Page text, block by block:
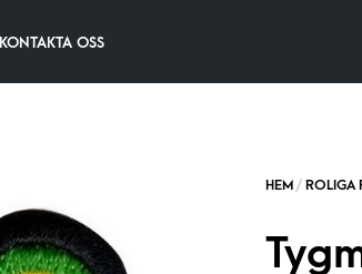
KONTAKTA OSS